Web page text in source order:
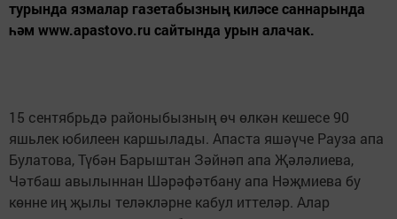
турында язмалар газетабызның киләсе саннарында
һәм www.apastovo.ru сайтында урын алачак.
15 сентябрьдә районыбызның өч өлкән кешесе 90
яшьлек юбилеен каршылады. Апаста яшәүче Рауза апа
Булатова, Түбән Барыштан Зәйнәп апа Җәләлиева,
Чәтбаш авылыннан Шәрәфәтбану апа Нәҗмиева бу
көнне иң җылы теләкләрне кабул иттеләр. Алар